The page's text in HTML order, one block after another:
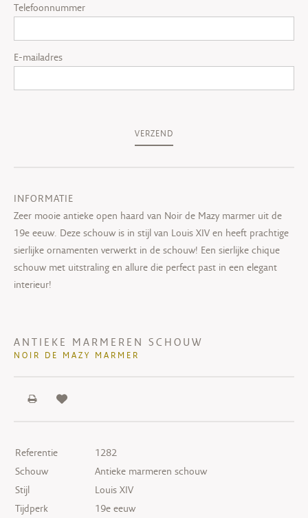
Telefoonnummer
E-mailadres
VERZEND
INFORMATIE
Zeer mooie antieke open haard van Noir de Mazy marmer uit de
19e eeuw. Deze schouw is in stijl van Louis XIV en heeft prachtige
sierlijke ornamenten verwerkt in de schouw! Een sierlijke chique
schouw met uitstraling en allure die perfect past in een elegant
interieur!
ANTIEKE MARMEREN SCHOUW
NOIR DE MAZY MARMER
Referentie
1282
Schouw
Antieke marmeren schouw
Stijl
Louis XIV
Tijdperk
19e eeuw